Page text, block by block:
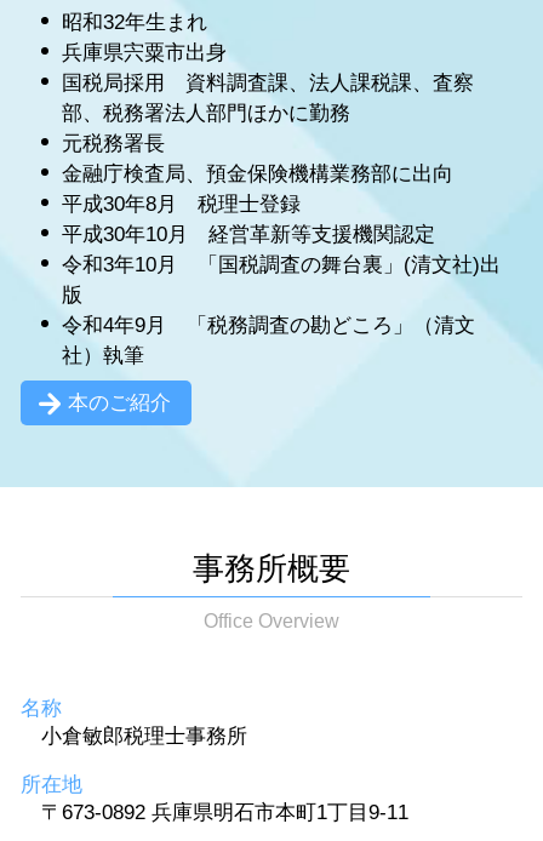
昭和32年生まれ
兵庫県宍粟市出身
国税局採用 資料調査課、法人課税課、査察
部、税務署法人部門ほかに勤務
元税務署長
金融庁検査局、預金保険機構業務部に出向
平成30年8月 税理士登録
平成30年10月 経営革新等支援機関認定
令和3年10月 「国税調査の舞台裏」(清文社)出
版
令和4年9月 「税務調査の勘どころ」（清文
社）執筆
本のご紹介
事務所概要
Office Overview
名称
小倉敏郎税理士事務所
所在地
〒673-0892 兵庫県明石市本町1丁目9-11